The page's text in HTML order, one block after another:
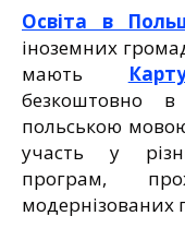
Освіта в
іноземних
мають
безкоштовно
польською
участь у
програм,
модернізованих